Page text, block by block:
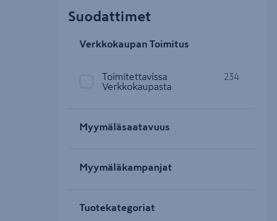
Suodattimet
Verkkokaupan Toimitus
Toimitettavissa
Verkkokaupasta
234
Myymäläsaatavuus
Myymäläkampanjat
Tuotekategoriat